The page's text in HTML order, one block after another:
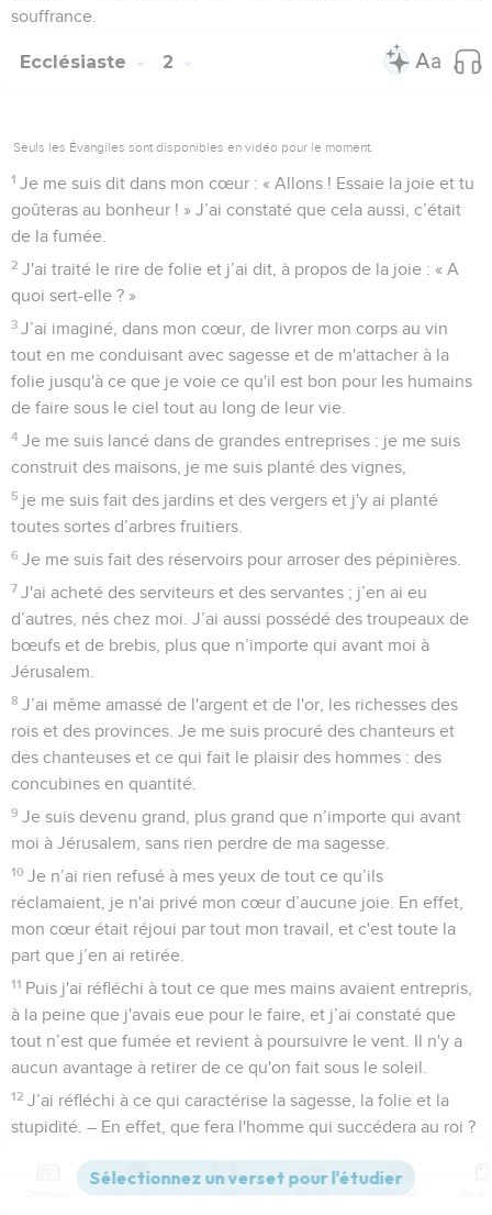
souffrance.
Ecclésiaste 2
Seuls les Évangiles sont disponibles en vidéo pour le moment.
1 Je me suis dit dans mon cœur : « Allons ! Essaie la joie et tu
goûteras au bonheur ! » J’ai constaté que cela aussi, c’était
de la fumée.
2 J'ai traité le rire de folie et j’ai dit, à propos de la joie : « A
quoi sert-elle ? »
3 J’ai imaginé, dans mon cœur, de livrer mon corps au vin
tout en me conduisant avec sagesse et de m'attacher à la
folie jusqu'à ce que je voie ce qu'il est bon pour les humains
de faire sous le ciel tout au long de leur vie.
4 Je me suis lancé dans de grandes entreprises : je me suis
construit des maisons, je me suis planté des vignes,
5 je me suis fait des jardins et des vergers et j'y ai planté
toutes sortes d’arbres fruitiers.
6 Je me suis fait des réservoirs pour arroser des pépinières.
7 J'ai acheté des serviteurs et des servantes ; j’en ai eu
d’autres, nés chez moi. J’ai aussi possédé des troupeaux de
bœufs et de brebis, plus que n’importe qui avant moi à
Jérusalem.
8 J’ai même amassé de l'argent et de l'or, les richesses des
rois et des provinces. Je me suis procuré des chanteurs et
des chanteuses et ce qui fait le plaisir des hommes : des
concubines en quantité.
9 Je suis devenu grand, plus grand que n’importe qui avant
moi à Jérusalem, sans rien perdre de ma sagesse.
10 Je n’ai rien refusé à mes yeux de tout ce qu’ils
réclamaient, je n'ai privé mon cœur d’aucune joie. En effet,
mon cœur était réjoui par tout mon travail, et c'est toute la
part que j’en ai retirée.
11 Puis j'ai réfléchi à tout ce que mes mains avaient entrepris,
à la peine que j'avais eue pour le faire, et j’ai constaté que
tout n’est que fumée et revient à poursuivre le vent. Il n'y a
aucun avantage à retirer de ce qu'on fait sous le soleil.
12 J’ai réfléchi à ce qui caractérise la sagesse, la folie et la
stupidité. – En effet, que fera l'homme qui succédera au roi ?
J’ai vu que la sagesse a sur la folie le même avantage que
Versions Commentaires Strong